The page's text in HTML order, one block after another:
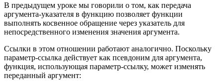
В предыдущем уроке мы говорили о том, как передача
аргумента-указателя в функцию позволяет функции
выполнять косвенное обращение через указатель для
непосредственного изменения значения аргумента.
Ссылки в этом отношении работают аналогично. Поскольку
параметр-ссылка действует как псевдоним для аргумента,
функция, использующая параметр-ссылку, может изменять
переданный аргумент: